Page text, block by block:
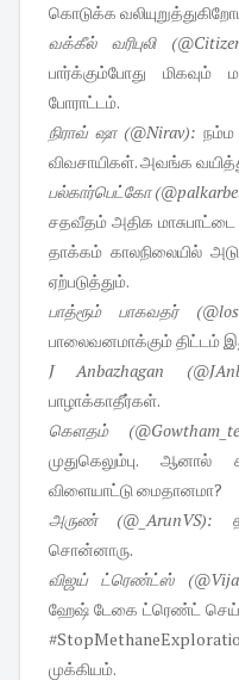
கொடுக்க
வக்கீல்
பார்க்கும்போது மிகவும்
போராட்டம்.
நிராவ் ஷா (‏@Nirav): நம்ம
விவசாயிகள். அவங்க
பல்கார்பெட்கோ
சதவீதம் அதிக மாசுபாட்டை
தாக்கம் காலநிலையில்
ஏற்படுத்தும்.
பாத்ரூம் பாகவதர்
பாலைவனமாக்கும் திட்டம்
J Anbazhagan
பாழாக்காதீர்கள்.
கெளதம்
முதுகெலும்பு. ஆனால்
விளையாட்டு மைதானமா?
அருண் (@_ArunVS):
சொன்னாரு.
விஜய் ட்ரெண்ட்ஸ்
ஹேஷ் டேகை ட்ரெண்ட்
முக்கியம்.